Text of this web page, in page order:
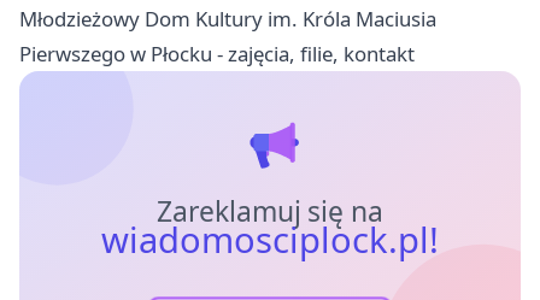
Młodzieżowy Dom Kultury im. Króla Maciusia
Pierwszego w Płocku - zajęcia, filie, kontakt
Zareklamuj się na
wiadomosciplock.pl!